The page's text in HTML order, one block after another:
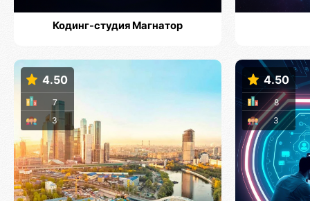
Кодинг-студия Магнатор
4.50
3
7
4.50
3
8